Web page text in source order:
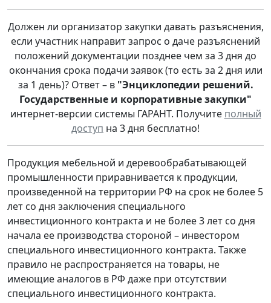
Должен ли организатор закупки давать разъяснения,
если участник направит запрос о даче разъяснений
положений документации позднее чем за 3 дня до
окончания срока подачи заявок (то есть за 2 дня или
за 1 день)? Ответ – в "Энциклопедии решений.
Государственные и корпоративные закупки"
интернет-версии системы ГАРАНТ. Получите полный
доступ на 3 дня бесплатно!
Продукция мебельной и деревообрабатывающей
промышленности приравнивается к продукции,
произведенной на территории РФ на срок не более 5
лет со дня заключения специального
инвестиционного контракта и не более 3 лет со дня
начала ее производства стороной – инвестором
специального инвестиционного контракта. Также
правило не распространяется на товары, не
имеющие аналогов в РФ даже при отсутствии
специального инвестиционного контракта.